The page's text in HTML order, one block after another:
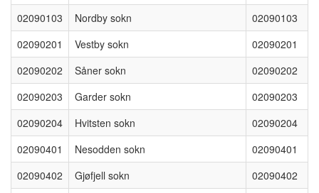
02090103
Nordby sokn
02090103
02090201
Vestby sokn
02090201
02090202
Såner sokn
02090202
02090203
Garder sokn
02090203
02090204
Hvitsten sokn
02090204
02090401
Nesodden sokn
02090401
02090402
Gjøfjell sokn
02090402